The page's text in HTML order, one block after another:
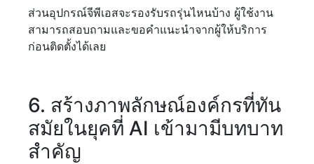
ส่วนอุปกรณ์จีพีเอสจะรองรับรถรุ่นไหนบ้าง ผู้ใช้งาน
สามารถสอบถามและขอคำแนะนำจากผู้ให้บริการ
ก่อนติดตั้งได้เลย
6. สร้างภาพลักษณ์องค์กรที่ทัน
สมัยในยุคที่ AI เข้ามามีบทบาท
สำคัญ